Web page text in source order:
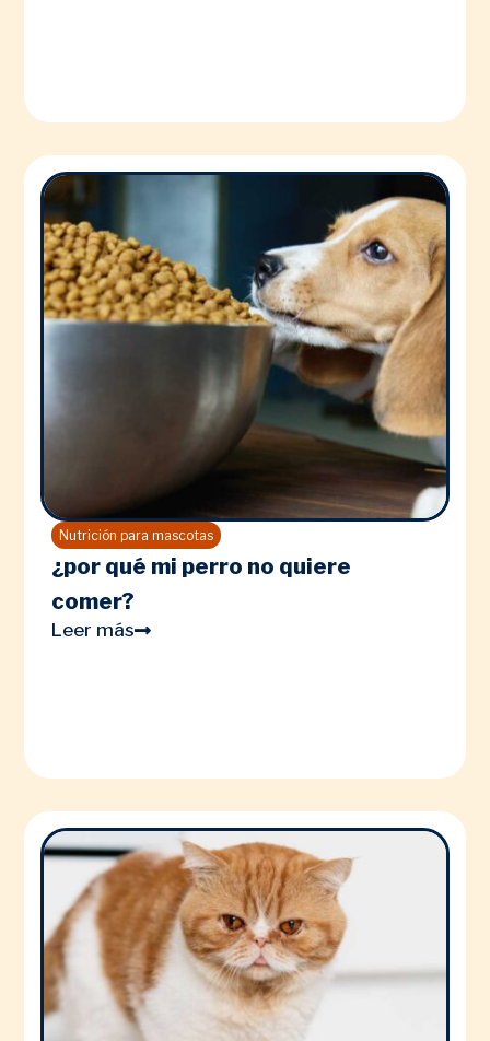
Nutrición para mascotas
¿por qué mi perro no quiere
comer?
Leer más